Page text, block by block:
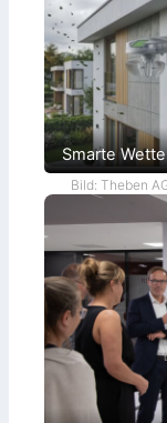
Smarte
Bild: Theben